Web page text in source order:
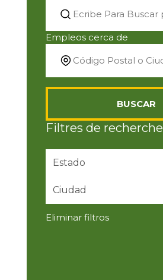
Empleos cerca de
BUSCAR
Filtres de recherche
Estado
Ciudad
Eliminar filtros